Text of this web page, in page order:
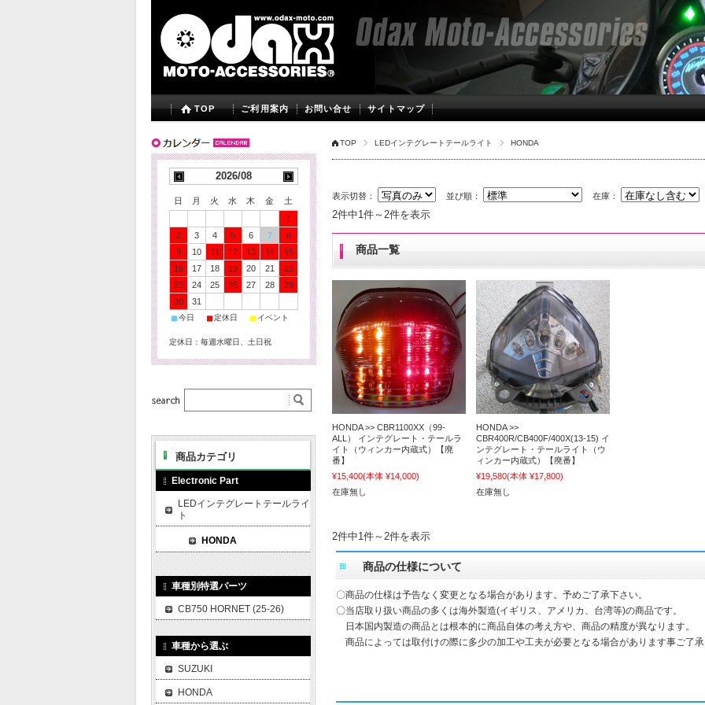
TOP ご利用案内 お問い合せ サイトマップ
TOP LEDインテグレートテールライト HONDA
表示切替： 並び順： 在庫：
2件中1件～2件を表示
商品一覧
HONDA >> CBR1100XX（99-
ALL） インテグレート・テールラ
イト（ウィンカー内蔵式）【廃
番】
¥15,400(本体 ¥14,000)
在庫無し
HONDA >>
CBR400R/CB400F/400X(13-15) イ
ンテグレート・テールライト（ウ
ィンカー内蔵式）【廃番】
¥19,580(本体 ¥17,800)
在庫無し
2件中1件～2件を表示
商品の仕様について
〇商品の仕様は予告なく変更となる場合があります。予めご了承下さい。
〇当店取り扱い商品の多くは海外製造(イギリス、アメリカ、台湾等)の商品です。
日本国内製造の商品とは根本的に商品自体の考え方や、商品の精度が異なります。
商品によっては取付けの際に多少の加工や工夫が必要となる場合があります事ご了承
2026/08
日 月 火 水 木 金
土
1
2
3 4 5 6 7
8
9
10 11 12 13 14
15
16
17 18 19 20 21
22
23
24 25 26 27 28
29
30
31
■ 今日 ■ 定休日 ■ イベント
定休日：毎週水曜日、土日祝
商品カテゴリ
Electronic Part
LEDインテグレートテールライ
ト
HONDA
車種別特選パーツ
CB750 HORNET (25-26)
車種から選ぶ
SUZUKI
HONDA